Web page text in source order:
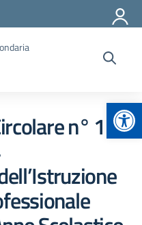
n° 1